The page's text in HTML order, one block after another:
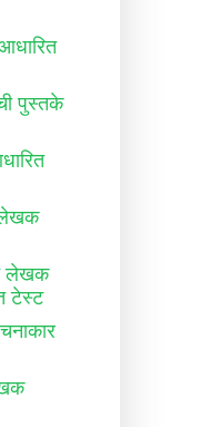
पुस्तके
लेखक
लेखक
टेस्ट